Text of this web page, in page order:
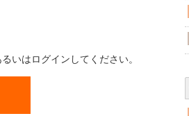
いはログインしてください。